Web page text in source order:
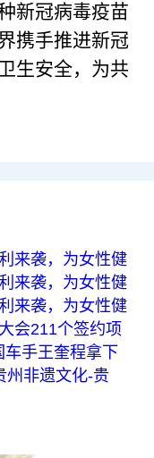
新冠病毒疫苗
携手推进新冠
生安全，为共
来袭，为女性健
来袭，为女性健
来袭，为女性健
会211个签约项
手王奎程拿下
州非遗文化-贵